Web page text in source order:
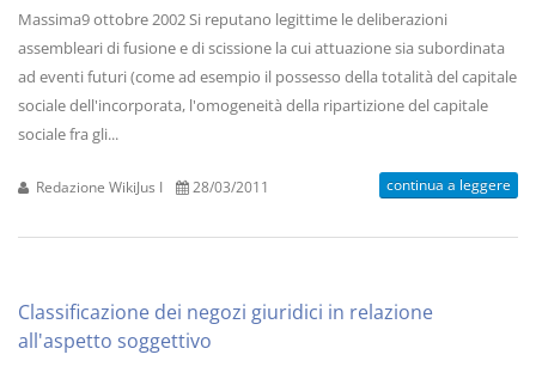
Massima9 ottobre 2002 Si reputano legittime le deliberazioni
assembleari di fusione e di scissione la cui attuazione sia subordinata
ad eventi futuri (come ad esempio il possesso della totalità del capitale
sociale dell'incorporata, l'omogeneità della ripartizione del capitale
sociale fra gli...
Redazione WikiJus I 28/03/2011 continua a leggere
Classificazione dei negozi giuridici in relazione
all'aspetto soggettivo